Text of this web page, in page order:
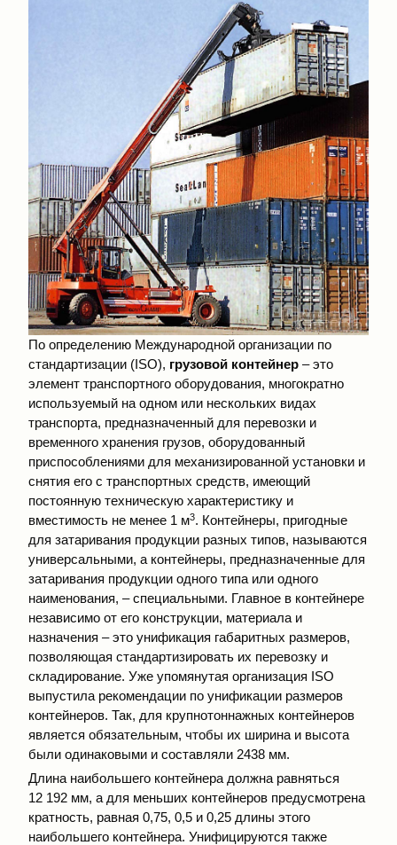
По определению Международной организации по
стандартизации (ISO), грузовой контейнер – это
элемент транспортного оборудования, многократно
используемый на одном или нескольких видах
транспорта, предназначенный для перевозки и
временного хранения грузов, оборудованный
приспособлениями для механизированной установки и
снятия его с транспортных средств, имеющий
постоянную техническую характеристику и
вместимость не менее 1 м3. Контейнеры, пригодные
для затаривания продукции разных типов, называются
универсальными, а контейнеры, предназначенные для
затаривания продукции одного типа или одного
наименования, – специальными. Главное в контейнере
независимо от его конструкции, материала и
назначения – это унификация габаритных размеров,
позволяющая стандартизировать их перевозку и
складирование. Уже упомянутая организация ISO
выпустила рекомендации по унификации размеров
контейнеров. Так, для крупнотоннажных контейнеров
является обязательным, чтобы их ширина и высота
были одинаковыми и составляли 2438 мм.
Длина наибольшего контейнера должна равняться
12 192 мм, а для меньших контейнеров предусмотрена
кратность, равная 0,75, 0,5 и 0,25 длины этого
наибольшего контейнера. Унифицируются также